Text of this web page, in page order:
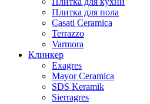
Плитка для пола
Casati Ceramica
Terrazzo
Varmora
Клинкер
Exagres
Mayor Ceramica
SDS Keramik
Sierragres